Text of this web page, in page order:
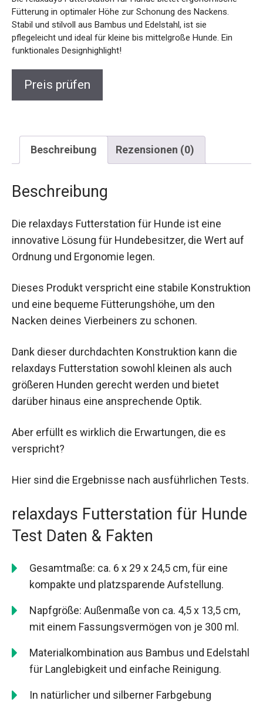
Fütterung in optimaler Höhe zur Schonung des Nackens.
Stabil und stilvoll aus Bambus und Edelstahl, ist sie
pflegeleicht und ideal für kleine bis mittelgroße Hunde. Ein
funktionales Designhighlight!
Preis prüfen
Beschreibung Rezensionen (0)
Beschreibung
Die relaxdays Futterstation für Hunde ist eine
innovative Lösung für Hundebesitzer, die Wert auf
Ordnung und Ergonomie legen.
Dieses Produkt verspricht eine stabile Konstruktion
und eine bequeme Fütterungshöhe, um den
Nacken deines Vierbeiners zu schonen.
Dank dieser durchdachten Konstruktion kann die
relaxdays Futterstation sowohl kleinen als auch
größeren Hunden gerecht werden und bietet
darüber hinaus eine ansprechende Optik.
Aber erfüllt es wirklich die Erwartungen, die es
verspricht?
Hier sind die Ergebnisse nach ausführlichen Tests.
relaxdays Futterstation für Hunde
Test Daten & Fakten
Gesamtmaße: ca. 6 x 29 x 24,5 cm, für eine
kompakte und platzsparende Aufstellung.
Napfgröße: Außenmaße von ca. 4,5 x 13,5 cm,
mit einem Fassungsvermögen von je 300 ml.
Materialkombination aus Bambus und Edelstahl
für Langlebigkeit und einfache Reinigung.
In natürlicher und silberner Farbgebung